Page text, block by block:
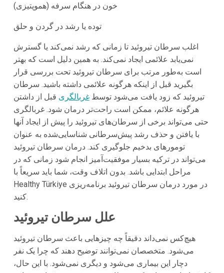
خون در هنگام سرفه (هموپتیزی)
توده یا رشد در گردن و حلق
اغلب سرطان تیروئید تا زمانی که رشد نمی‌کند یا گسترش
نمی‌یابد علائمی ایجاد نمی‌کند. به همین دلیل است که بهتر
است به‌طور مرتب برای سرطان تیروئید تحت بررسی قرار
بگیرید قبل از اینکه هرگونه علائمی داشته باشید. سرطان
تیروئید که زود یافت می‌شود توسطغربالگری قبل از داشتن
هرگونه علائم، ممکن است راحت‌تر درمان شود. غربالگری
حتی می‌تواند برخی از سرطان‌های تیروئید را پیش از ایجاد آنها
با یافتن و حذف رشد پیش‌سرطانی شناسایی‌شده به عنوان
تومورهای بدخیم جلوگیری کند. درمان سرطان تیروئید
می‌تواند در ترکیه بسیار موفقیت‌آمیز انجام شود زمانی که در
مراحل ابتدایی باشد. بدون اتلاف وقت، شما باید سریعاً با
Healthy Türkiye در مورد درمان سرطان تیروئید برنامه‌ریزی
کنید.
علل سرطان تیروئید
هیچ‌کس نمی‌داند دقیقاً چه چیزهایی باعث سرطان تیروئید
می‌شود. متخصصان نمی‌توانند توضیح دهند که چرا یک نفر
دچار این بیماری می‌شود و دیگری نمی‌شود. با این حال،